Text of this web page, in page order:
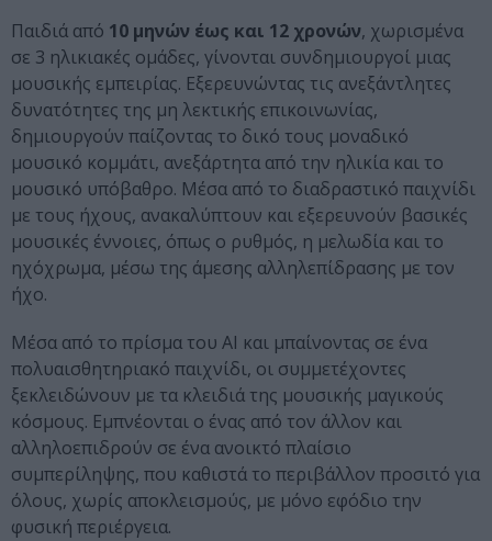
Παιδιά από 10 μηνών έως και 12 χρονών, χωρισμένα
σε 3 ηλικιακές ομάδες, γίνονται συνδημιουργοί μιας
μουσικής εμπειρίας. Εξερευνώντας τις ανεξάντλητες
δυνατότητες της μη λεκτικής επικοινωνίας,
δημιουργούν παίζοντας το δικό τους μοναδικό
μουσικό κομμάτι, ανεξάρτητα από την ηλικία και το
μουσικό υπόβαθρο. Μέσα από το διαδραστικό παιχνίδι
με τους ήχους, ανακαλύπτουν και εξερευνούν βασικές
μουσικές έννοιες, όπως ο ρυθμός, η μελωδία και το
ηχόχρωμα, μέσω της άμεσης αλληλεπίδρασης με τον
ήχο.
Μέσα από το πρίσμα του ΑΙ και μπαίνοντας σε ένα
πολυαισθητηριακό παιχνίδι, οι συμμετέχοντες
ξεκλειδώνουν με τα κλειδιά της μουσικής μαγικούς
κόσμους. Εμπνέονται ο ένας από τον άλλον και
αλληλοεπιδρούν σε ένα ανοικτό πλαίσιο
συμπερίληψης, που καθιστά το περιβάλλον προσιτό για
όλους, χωρίς αποκλεισμούς, με μόνο εφόδιο την
φυσική περιέργεια.